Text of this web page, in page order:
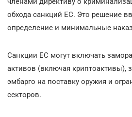
обхода санкций ЕС. Это решение
определение и минимальные
Санкции ЕС могут включать
активов (включая криптоактивы),
эмбарго на поставку оружия и
секторов.